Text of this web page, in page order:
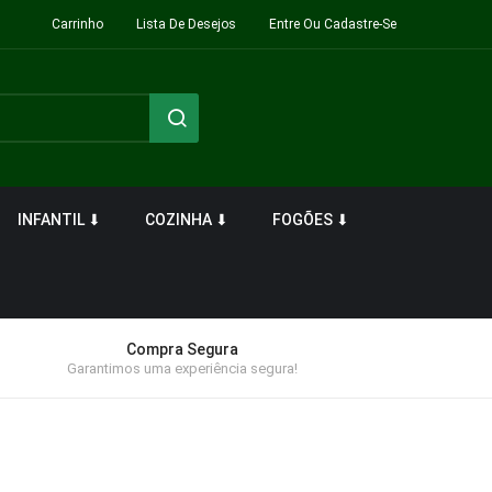
Carrinho Lista De Desejos Entre Ou Cadastre-Se
INFANTIL ⬇ COZINHA ⬇ FOGÕES ⬇
Compra Segura
Garantimos uma experiência segura!